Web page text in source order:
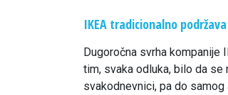
IKEA tradicionalno
Dugoročna svrha kompanije
tim, svaka odluka, bilo da
svakodnevnici, pa do